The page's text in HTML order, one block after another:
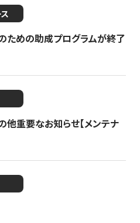
ための助成プログラムが終了
他重要なお知らせ【メンテナ